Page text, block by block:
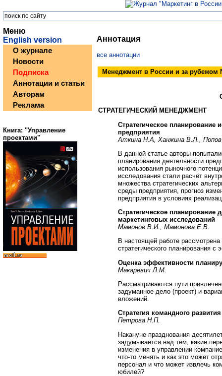
Меню
English version
О журнале
Новости
Подписка
Аннотации и статьи
Авторам
Реклама
Книга: "Управление
проектами"
Аннотация
все аннотации
Менеджмент в России и за рубежом
СТРАТЕГИЧЕСКИЙ МЕНЕДЖМЕНТ
Стратегическое планирование
предприятия
Аткина Н.А, Ханжина В.Л.,
В данной статье авторы
планирования деятельности
использования рыночного
исследования стали расчёт
множества стратегических
среды предприятия, прогноз
предприятия в условиях
Стратегическое планирование
маркетинговых исследований
Мамонов В.И., Мамонова Е.В.
В настоящей работе рассмотрена
стратегического планирования
Оценка эффективности
Макаревич Л.М.
Рассматриваются пути
задуманное дело (проект) и
вложений.
Стратегия командного
Петрова Н.П.
Накануне празднования
задумывается над тем, какие
изменения в управлении
что-то менять и как это может
персонал и что может извлечь
юбилей?